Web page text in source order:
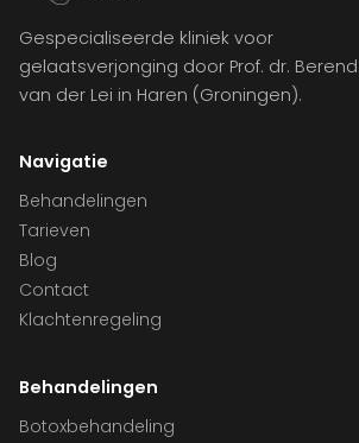
Gespecialiseerde kliniek voor
gelaatsverjonging door Prof. dr. Berend
van der Lei in Haren (Groningen).
Navigatie
Behandelingen
Tarieven
Blog
Contact
Klachtenregeling
Behandelingen
Botoxbehandeling